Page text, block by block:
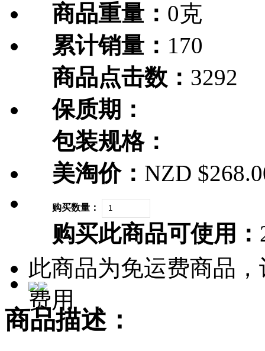
商品重量： 0克
累计销量： 170
商品点击数： 3292
保质期：
包装规格：
美淘价： NZD
购买数量：
购买此商品可使用：
此商品为免运费商品
费用
商品描述：